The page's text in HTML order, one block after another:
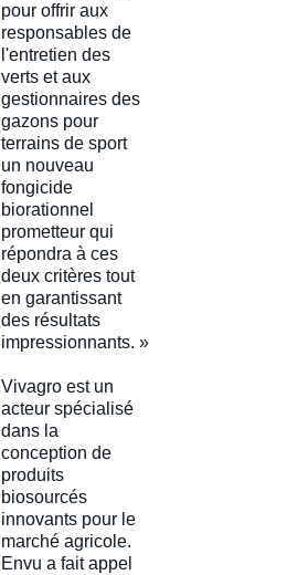
pour offrir aux
responsables de
l'entretien des
verts et aux
gestionnaires des
gazons pour
terrains de sport
un nouveau
fongicide
biorationnel
prometteur qui
répondra à ces
deux critères tout
en garantissant
des résultats
impressionnants. »
Vivagro est un
acteur spécialisé
dans la
conception de
produits
biosourcés
innovants pour le
marché agricole.
Envu a fait appel